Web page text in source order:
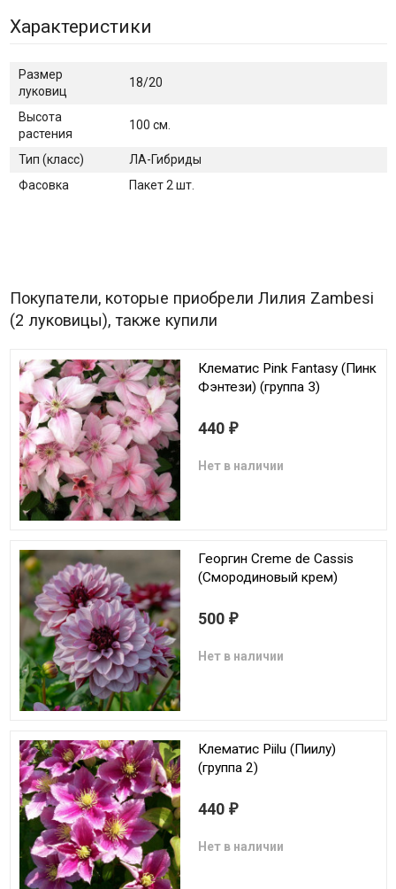
Характеристики
Размер
луковиц
18/20
Высота
растения
100 см.
Тип (класс)
ЛА-Гибриды
Фасовка
Пакет 2 шт.
Покупатели, которые приобрели Лилия Zambesi
(2 луковицы), также купили
Клематис Pink Fantasy (Пинк
Фэнтези) (группа 3)
440 ₽
Нет в наличии
Георгин Creme de Cassis
(Смородиновый крем)
500 ₽
Нет в наличии
Клематис Piilu (Пиилу)
(группа 2)
440 ₽
Нет в наличии